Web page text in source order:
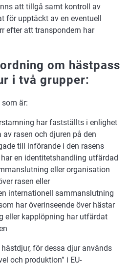
att tillgå samt kontroll av
för upptäckt av en eventuell
efter att transpondern har
om hästpass
i två grupper:
som är:
har fastställts i enlighet
rasen och djuren på den
till införande i den rasens
en identitetshandling utfärdad
eller organisation
rasen eller
internationell sammanslutning
har överinseende över hästar
eller kapplöpning har utfärdat
för dessa djur används
och produktion” i EU-